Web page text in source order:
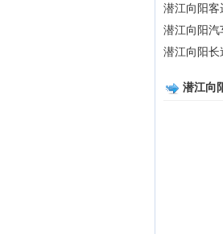
潜江向阳
潜江向阳
潜江向阳
潜江向